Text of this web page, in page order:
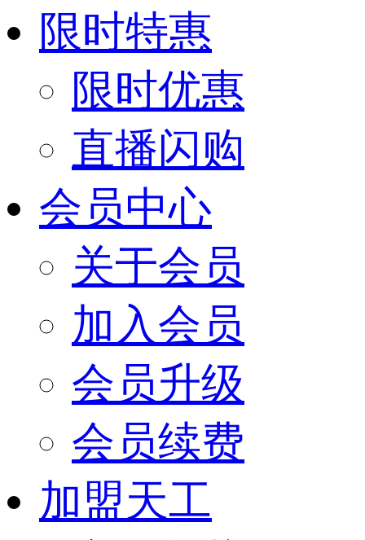
限时特惠
限时优惠
直播闪购
会员中心
关于会员
加入会员
会员升级
会员续费
加盟天工